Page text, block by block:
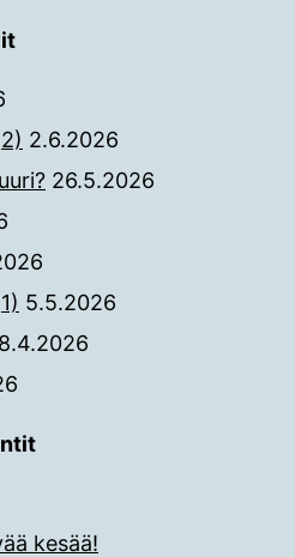
2.6.2026
26.5.2026
5.5.2026
kesää!